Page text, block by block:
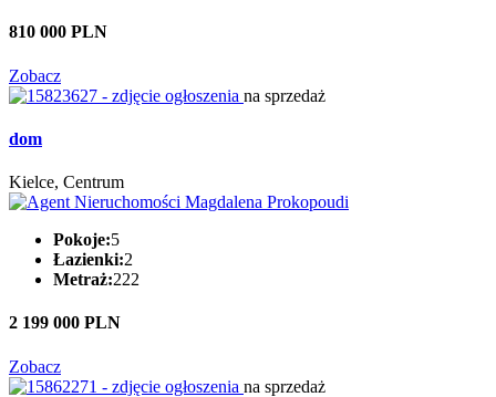
810 000 PLN
Zobacz
na sprzedaż
dom
Kielce, Centrum
Pokoje:5
Łazienki:2
Metraż:222
2 199 000 PLN
Zobacz
na sprzedaż